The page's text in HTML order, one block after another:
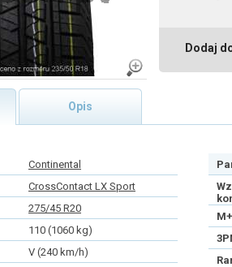
Dodaj
Opis
Continental
CrossContact LX Sport
275/45 R20
110 (1060 kg)
V (240 km/h)